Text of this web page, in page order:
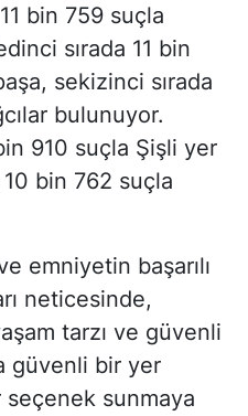
11 bin 759 suçla
sırada 11 bin
sekizinci sırada
bulunuyor.
910 suçla Şişli yer
10 bin 762 suçla
emniyetin başarılı
neticesinde,
tarzı ve güvenli
güvenli bir yer
sunmaya